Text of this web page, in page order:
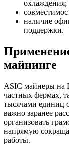
охлаждения;
наличие
поддержки.
майнинге
ASIC майнеры на
частных фермах,
тысячами единиц
важно заранее
организовать
напрямую
работы.